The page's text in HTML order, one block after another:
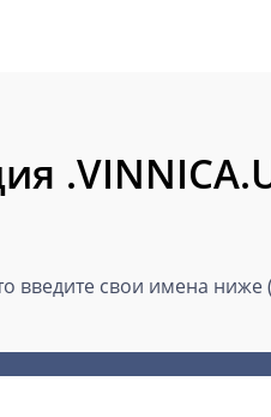
введите свои имена